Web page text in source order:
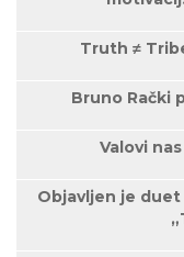
Truth ≠
Bruno Rački
Valovi
Objavljen je duet